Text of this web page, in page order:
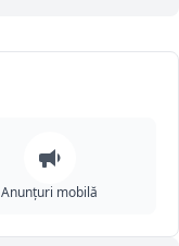
Anunțuri mobilă